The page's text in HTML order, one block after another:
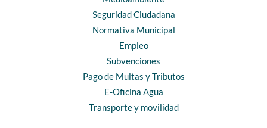
Seguridad Ciudadana
Normativa Municipal
Empleo
Subvenciones
Pago de Multas y Tributos
E-Oficina Agua
Transporte y movilidad